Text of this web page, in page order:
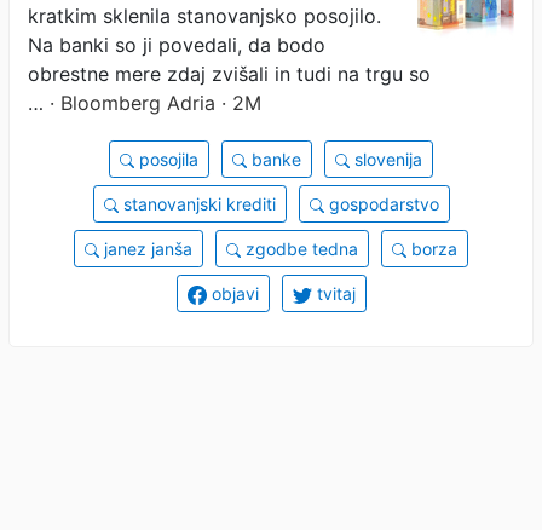
kratkim sklenila stanovanjsko posojilo.
Na banki so ji povedali, da bodo
obrestne mere zdaj zvišali in tudi na trgu so
… · Bloomberg Adria · 2M
posojila banke slovenija
stanovanjski krediti gospodarstvo
janez janša zgodbe tedna borza
objavi tvitaj